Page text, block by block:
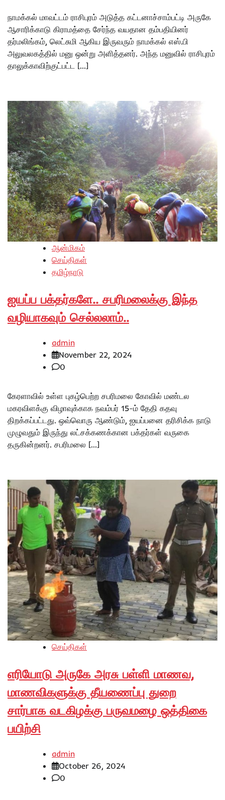
நாமக்கல் மாவட்டம் ராசிபுரம் அடுத்த கட்டனாச்சாம்பட்டி அருகே
ஆசாரிக்காடு கிராமத்தை சேர்ந்த வயதான தம்பதியினர்
தர்மலிங்கம், லெட்சுமி ஆகிய இருவரும் நாமக்கல் எஸ்.பி
அலுவலகத்தில் மனு ஒன்று அளித்தனர். அந்த மனுவில் ராசிபுரம்
தாலுக்காவிற்குட்பட்ட […]
ஆன்மிகம்
செய்திகள்
தமிழ்நாடு
ஐயப்ப பக்தர்களே.. சபரிமலைக்கு இந்த
வழியாகவும் செல்லலாம்..
admin
November 22, 2024
0
கேரளாவில் உள்ள புகழ்பெற்ற சபரிமலை கோவில் மண்டல
மகரவிளக்கு விழாவுக்காக நவம்பர் 15-ம் தேதி கதவு
திறக்கப்பட்டது. ஒவ்வொரு ஆண்டும், ஐயப்பனை தரிசிக்க நாடு
முழுவதும் இருந்து லட்சக்கணக்கான பக்தர்கள் வருகை
தருகின்றனர். சபரிமலை […]
செய்திகள்
எரியோடு அருகே அரசு பள்ளி மாணவ,
மாணவிகளுக்கு தீயணைப்பு துறை
சார்பாக வடகிழக்கு பருவமழை ஒத்திகை
பயிற்சி
admin
October 26, 2024
0